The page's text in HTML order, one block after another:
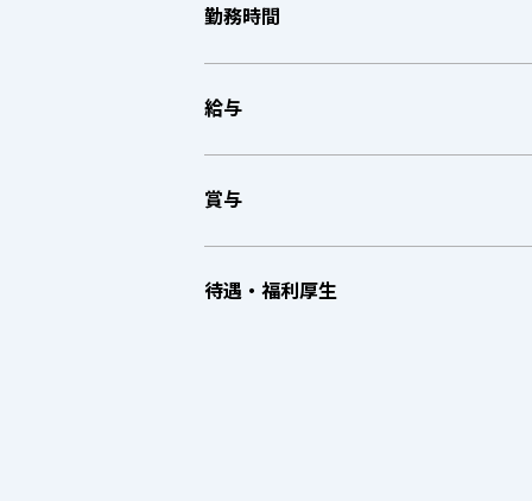
勤務時間
給与
賞与
待遇・福利厚生